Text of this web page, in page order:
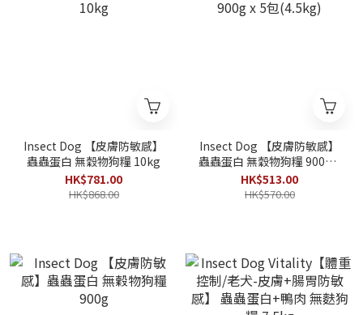
Insect Dog 【皮膚防敏感】
蟲蟲蛋白 無穀物狗糧 10kg
HK$781.00
HK$868.00
Insect Dog 【皮膚防敏感】
蟲蟲蛋白 無穀物狗糧 900g x
5包(4.5kg)
HK$513.00
HK$570.00